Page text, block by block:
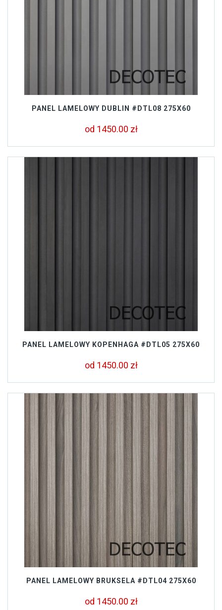
PANEL LAMELOWY DUBLIN #DTL08 275X60
od 1450.00 zł
PANEL LAMELOWY KOPENHAGA #DTL05 275X60
od 1450.00 zł
PANEL LAMELOWY BRUKSELA #DTL04 275X60
od 1450.00 zł